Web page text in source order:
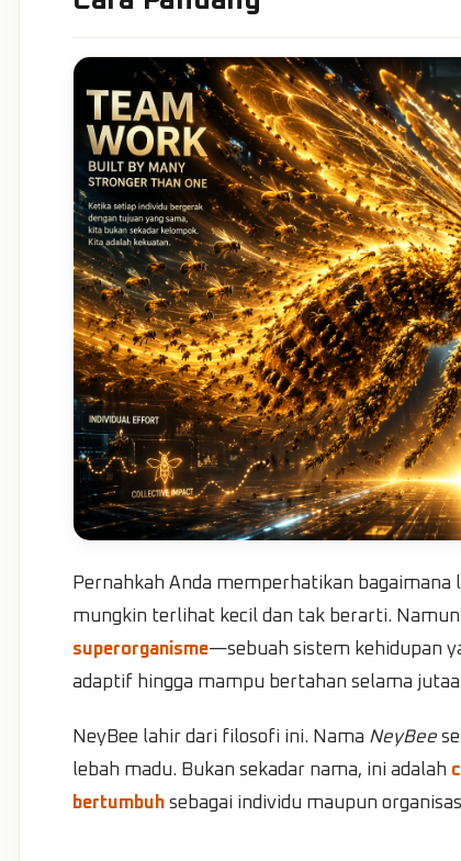
Pernahkah Anda memperhatikan bagaimana
mungkin terlihat kecil dan tak berarti.
superorganisme—sebuah sistem kehidupan
adaptif hingga mampu bertahan selama
NeyBee lahir dari filosofi ini. Nama NeyBee
lebah madu. Bukan sekadar nama, ini adalah
bertumbuh sebagai individu maupun